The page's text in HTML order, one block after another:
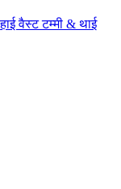
वैस्ट टम्मी & थाई